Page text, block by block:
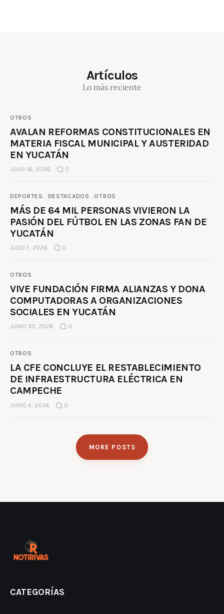
Artículos
Lo más reciente
OTROS
AVALAN REFORMAS CONSTITUCIONALES EN
MATERIA FISCAL MUNICIPAL Y AUSTERIDAD
EN YUCATÁN
JULIO 16, 2026 0
DEPORTES DESTACADOS OTROS
MÁS DE 64 MIL PERSONAS VIVIERON LA
PASIÓN DEL FÚTBOL EN LAS ZONAS FAN DE
YUCATÁN
JULIO 7, 2026 0
OTROS
VIVE FUNDACIÓN FIRMA ALIANZAS Y DONA
COMPUTADORAS A ORGANIZACIONES
SOCIALES EN YUCATÁN
JUNIO 30, 2026 0
OTROS
LA CFE CONCLUYE EL RESTABLECIMIENTO
DE INFRAESTRUCTURA ELÉCTRICA EN
CAMPECHE
JUNIO 4, 2026 0
MORE POSTS
CATEGORÍAS